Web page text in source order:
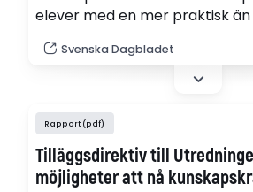
elever med en mer praktisk
Gillberg med flera.
Svenska Dagbladet
Rapport (pdf)
Tilläggsdirektiv till
möjligheter att nå